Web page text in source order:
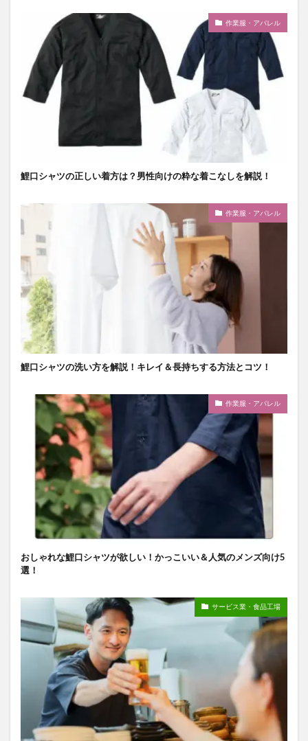
作業服・アパレル
鯉口シャツの正しい着方は？男性向けの粋な着こなしを解説！
作業服・アパレル
鯉口シャツの洗い方を解説！キレイ＆長持ちする方法とコツ！
作業服・アパレル
おしゃれな鯉口シャツが欲しい！かっこいい＆人気のメンズ向け5
選！
サービス業・食品工場